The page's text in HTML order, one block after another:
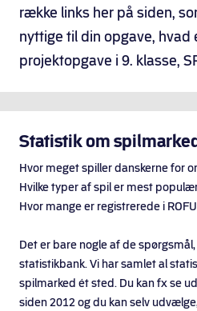
række links her på siden,
nyttige til din opgave, hvad
projektopgave i 9. klasse,
Statistik om
Hvor meget spiller danskerne for
Hvilke typer af spil er mest
Hvor mange er registrerede i
Det er bare nogle af de
statistikbank. Vi har samlet al
spilmarked ét sted. Du kan fx se
siden 2012 og du kan selv